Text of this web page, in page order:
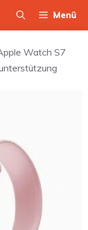
Menü
Watch S7